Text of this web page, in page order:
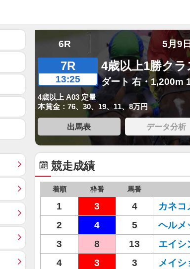
6R 5月9
7R
13:25
4歳以上1勝ク
ダート 右・1,200m
4歳以上 A03 定量
本賞金：76、30、19、11、8万円
出馬表 データ分析
競走成績
着順 枠番 馬番
1 3 4 カネコ
2
4 5 ヘルメ
3
8 13 エイシ
4
3 3 メイシ